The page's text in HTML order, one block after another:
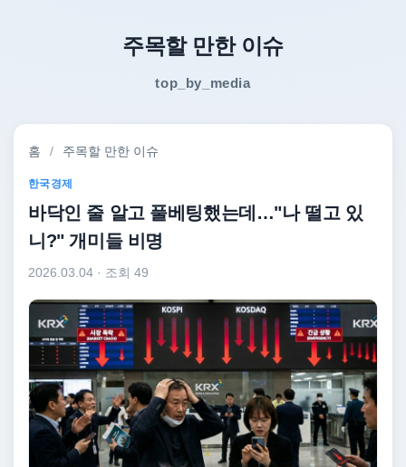
주목할 만한 이슈
top_by_media
홈 / 주목할 만한 이슈
한국경제
바닥인 줄 알고 풀베팅했는데…"나 떨고 있
니?" 개미들 비명
2026.03.04 · 조회 49